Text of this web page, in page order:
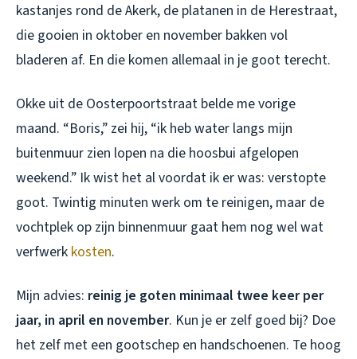
kastanjes rond de Akerk, de platanen in de Herestraat,
die gooien in oktober en november bakken vol
bladeren af. En die komen allemaal in je goot terecht.
Okke uit de Oosterpoortstraat belde me vorige
maand. “Boris,” zei hij, “ik heb water langs mijn
buitenmuur zien lopen na die hoosbui afgelopen
weekend.” Ik wist het al voordat ik er was: verstopte
goot. Twintig minuten werk om te reinigen, maar de
vochtplek op zijn binnenmuur gaat hem nog wel wat
verfwerk kosten.
Mijn advies: reinig je goten minimaal twee keer per
jaar, in april en november. Kun je er zelf goed bij? Doe
het zelf met een gootschep en handschoenen. Te hoog